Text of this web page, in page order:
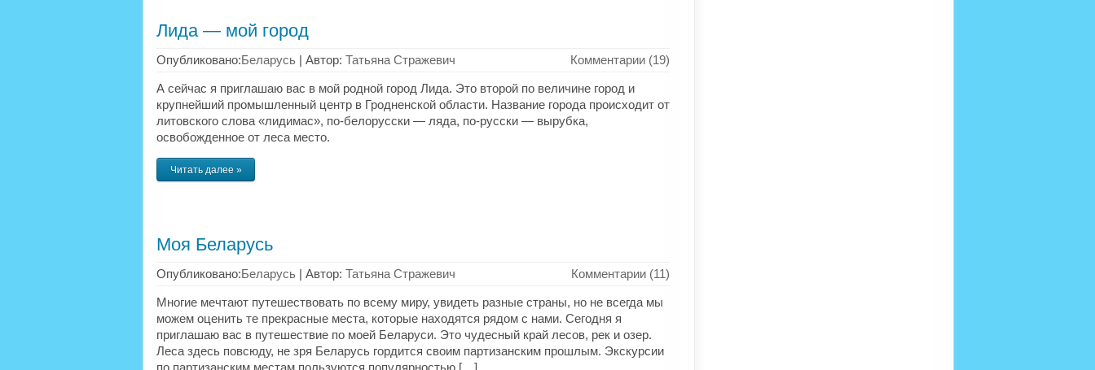
Лида — мой город
Опубликовано:Беларусь | Автор: Татьяна Стражевич Комментарии (19)
А сейчас я приглашаю вас в мой родной город Лида. Это второй по величине город и
крупнейший промышленный центр в Гродненской области. Название города происходит от
литовского слова «лидимас», по-белорусски — ляда, по-русски — вырубка,
освобожденное от леса место.
Читать далее »
Моя Беларусь
Опубликовано:Беларусь | Автор: Татьяна Стражевич Комментарии (11)
Многие мечтают путешествовать по всему миру, увидеть разные страны, но не всегда мы
можем оценить те прекрасные места, которые находятся рядом с нами. Сегодня я
приглашаю вас в путешествие по моей Беларуси. Это чудесный край лесов, рек и озер.
Леса здесь повсюду, не зря Беларусь гордится своим партизанским прошлым. Экскурсии